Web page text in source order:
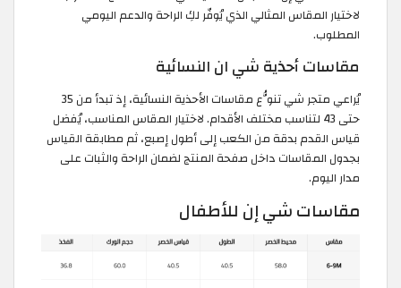
لاختيار المقاس المثالي الذي يُوفّر لكِ الراحة والدعم اليومي
المطلوب.
مقاسات أحذية شي ان النسائية
يُراعي متجر شي تنوُّع مقاسات الأحذية النسائية، إذ تبدأ من 35
حتى 43 لتناسب مختلف الأقدام. لاختيار المقاس المناسب، يُفضل
قياس القدم بدقة من الكعب إلى أطول إصبع، ثم مطابقة القياس
بجدول المقاسات داخل صفحة المنتج لضمان الراحة والثبات على
مدار اليوم.
مقاسات شي إن للأطفال